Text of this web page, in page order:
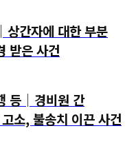
간자에 대한 부분
받은 사건
등│경비원 간
소, 불송치 이끈 사건